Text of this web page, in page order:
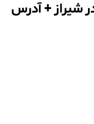
شیراز + آدرس